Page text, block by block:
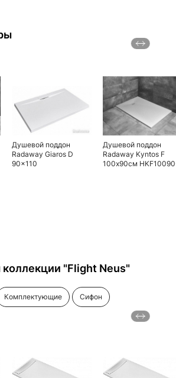
Душевой поддон
Radaway Giaros D
90x110
Душевой поддон
Radaway Kyntos F
100х90см
"Flight Neus"
комплектующие сифон